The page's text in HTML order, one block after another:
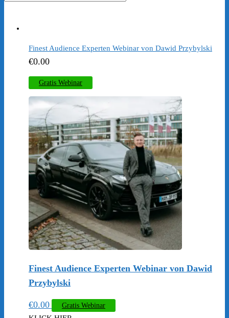
Finest Audience Experten Webinar von Dawid Przybylski
€0.00
Gratis Webinar
Finest Audience Experten Webinar von Dawid
Przybylski
€0.00 Gratis Webinar